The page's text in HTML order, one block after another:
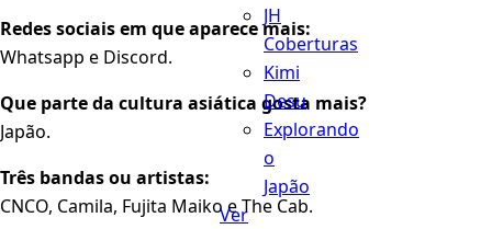
JH
Coberturas
Kimi
Desu
Explorando
o
Japão
Ver
Redes sociais em que aparece mais:
Whatsapp e Discord.
Que parte da cultura asiática gosta mais?
Japão.
Três bandas ou artistas:
CNCO, Camila, Fujita Maiko e The Cab.